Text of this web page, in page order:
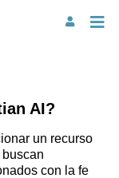
AI?
un recurso
con la fe